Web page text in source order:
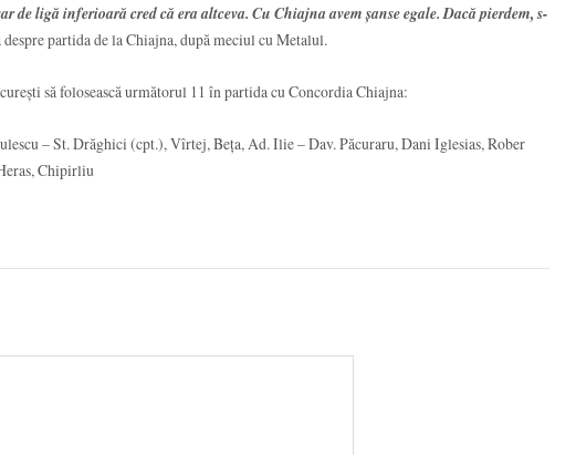
de ligă inferioară cred că era altceva. Cu Chiajna avem șanse egale. Dacă pierdem, s-
despre partida de la Chiajna, după meciul cu Metalul.
să folosească următorul 11 în partida cu Concordia Chiajna:
– St. Drăghici (cpt.), Vîrtej, Beța, Ad. Ilie – Dav. Păcuraru, Dani Iglesias, Rober
Chipirliu